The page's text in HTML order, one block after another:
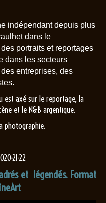
indépendant depuis plus
dans le
portraits et reportages
dans les secteurs
entreprises, des
est axé sur le reportage, la
et le N&B argentique.
photographie.
21-22
et légendés. Format